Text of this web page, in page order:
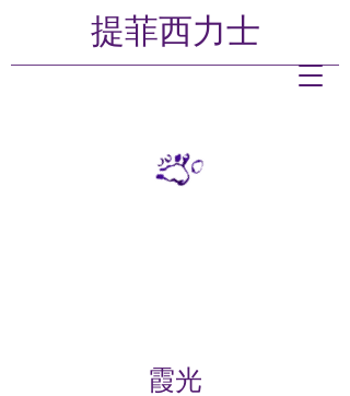
提菲西力士
霞光